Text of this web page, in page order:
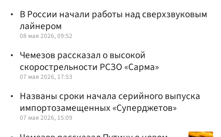
В России начали работы над сверхзвуковым
лайнером
08 мая 2026, 09:52
Чемезов рассказал о высокой
скорострельности РСЗО «Сарма»
07 мая 2026, 17:53
Названы сроки начала серийного выпуска
импортозамещенных «Суперджетов»
07 мая 2026, 15:09